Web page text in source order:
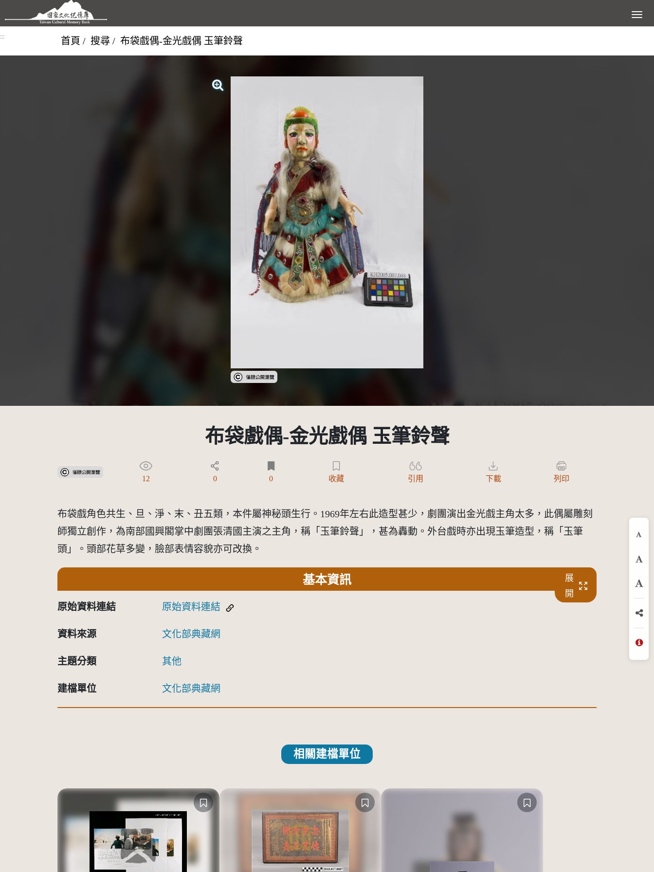
跳到主要內容區塊 展開選
::: 首頁 搜尋 布袋戲偶-金光戲偶 玉筆鈴聲
受著作權法保護-僅限於本平台有限度公開瀏覽
布袋戲偶-金光戲偶 玉筆鈴聲
受著作權法保護-僅限於本平台有限度公開瀏覽
12 0 0 收藏 引用 下載 列印
布袋戲角色共生、旦、淨、末、丑五類，本件屬神秘頭生行。1969年左右此造型甚少，劇團演出金光戲主角太多，此偶屬雕刻
師獨立創作，為南部國興閣掌中劇團張清國主演之主角，稱「玉筆鈴聲」，甚為轟動。外台戲時亦出現玉筆造型，稱「玉筆
頭」。頭部花草多變，臉部表情容貌亦可改換。
基本資訊
展
開
原始資料連結 原始資料連結
資料來源 文化部典藏網
主題分類 其他
建檔單位 文化部典藏網
相關建檔單位
放
分